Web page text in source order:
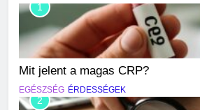
1
Mit jelent a magas CRP?
EGÉSZSÉG ÉRDESSÉGEK
2